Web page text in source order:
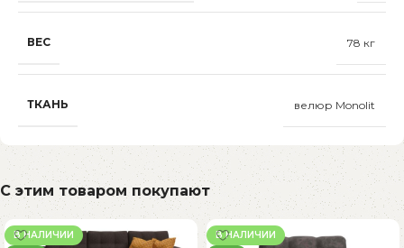
ВЕС 78 кг
ТКАНЬ велюр Monolit
С этим товаром покупают
В НАЛИЧИИ
В НАЛИЧИИ